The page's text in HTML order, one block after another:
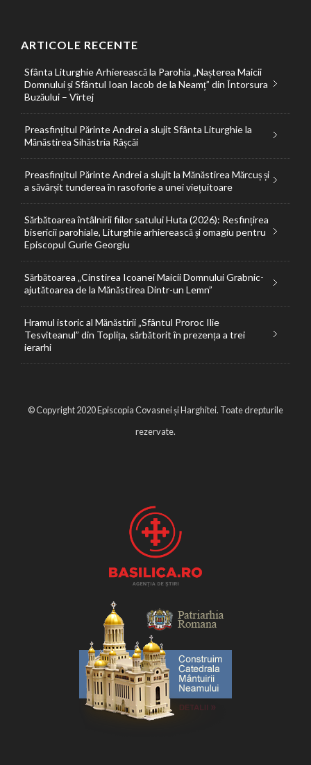
ARTICOLE RECENTE
Sfânta Liturghie Arhierească la Parohia „Nașterea Maicii
Domnului și Sfântul Ioan Iacob de la Neamț” din Întorsura
Buzăului – Vîrtej
Preasfințitul Părinte Andrei a slujit Sfânta Liturghie la
Mănăstirea Sihăstria Râșcăi
Preasfințitul Părinte Andrei a slujit la Mănăstirea Mărcuș și
a săvârșit tunderea în rasoforie a unei viețuitoare
Sărbătoarea întâlnirii fiilor satului Huta (2026): Resfințirea
bisericii parohiale, Liturghie arhierească și omagiu pentru
Episcopul Gurie Georgiu
Sărbătoarea „Cinstirea Icoanei Maicii Domnului Grabnic-
ajutătoarea de la Mănăstirea Dintr-un Lemn”
Hramul istoric al Mănăstirii „Sfântul Proroc Ilie
Tesviteanul” din Toplița, sărbătorit în prezența a trei
ierarhi
© Copyright 2020 Episcopia Covasnei și Harghitei. Toate drepturile
rezervate.